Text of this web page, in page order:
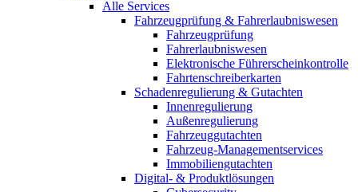
Alle Services
Fahrzeugprüfung & Fahrerlaubniswesen
Fahrzeugprüfung
Fahrerlaubniswesen
Elektronische Führerscheinkontrolle
Fahrtenschreiberkarten
Schadenregulierung & Gutachten
Innenregulierung
Außenregulierung
Fahrzeuggutachten
Fahrzeug-Managementservices
Immobiliengutachten
Digital- & Produktlösungen